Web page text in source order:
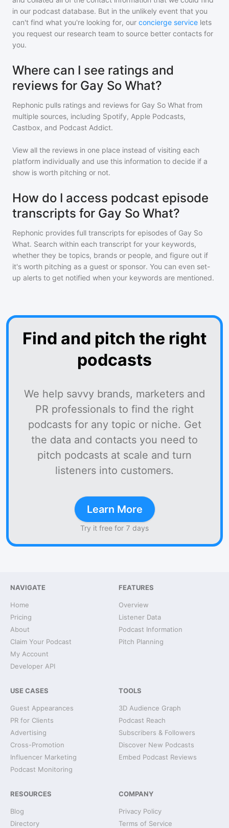
in our podcast database. But in the unlikely event that you
can't find what you're looking for, our concierge service lets
you request our research team to source better contacts for
you.
Where can I see ratings and
reviews for Gay So What?
Rephonic pulls ratings and reviews for Gay So What from
multiple sources, including Spotify, Apple Podcasts,
Castbox, and Podcast Addict.
View all the reviews in one place instead of visiting each
platform individually and use this information to decide if a
show is worth pitching or not.
How do I access podcast episode
transcripts for Gay So What?
Rephonic provides full transcripts for episodes of Gay So
What. Search within each transcript for your keywords,
whether they be topics, brands or people, and figure out if
it's worth pitching as a guest or sponsor. You can even set-
up alerts to get notified when your keywords are mentioned.
Find and pitch the right
podcasts
We help savvy brands, marketers and
PR professionals to find the right
podcasts for any topic or niche. Get
the data and contacts you need to
pitch podcasts at scale and turn
listeners into customers.
Learn More
Try it free for 7 days
NAVIGATE
Home
Pricing
About
Claim Your Podcast
My Account
Developer API
FEATURES
Overview
Listener Data
Podcast Information
Pitch Planning
USE CASES
Guest Appearances
PR for Clients
Advertising
Cross-Promotion
Influencer Marketing
Podcast Monitoring
TOOLS
3D Audience Graph
Podcast Reach
Subscribers & Followers
Discover New Podcasts
Embed Podcast Reviews
RESOURCES
Blog
Directory
COMPANY
Privacy Policy
Terms of Service